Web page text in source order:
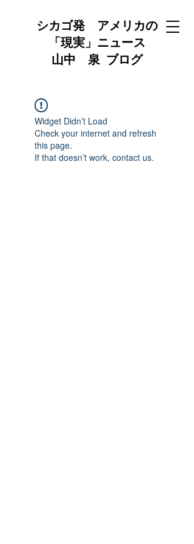
シカゴ発 アメリカの
「現実」ニュース
山中 泉 ブログ
Widget Didn’t Load
Check your internet and refresh
this page.
If that doesn’t work, contact us.